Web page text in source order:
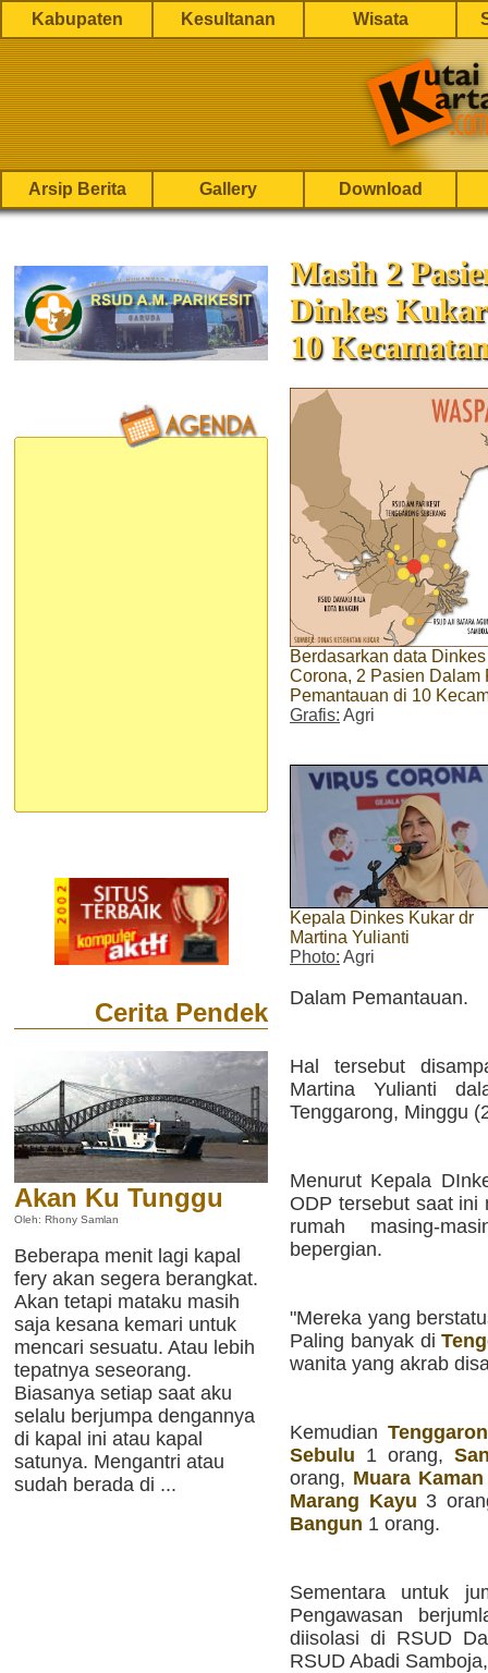
Kabupaten Kesultanan Wisata
Arsip Berita Gallery Download
Cerita Pendek
Akan Ku Tunggu
Oleh: Rhony Samlan
Beberapa menit lagi kapal
fery akan segera berangkat.
Akan tetapi mataku masih
saja kesana kemari untuk
mencari sesuatu. Atau lebih
tepatnya seseorang.
Biasanya setiap saat aku
selalu berjumpa dengannya
di kapal ini atau kapal
satunya. Mengantri atau
sudah berada di ...
Masih 2
Dinkes
10
Berdasarkan data
Corona, 2 Pasien Dalam
Pemantauan di 10
Grafis: Agri
Kepala Dinkes Kukar dr
Martina Yulianti
Photo: Agri
Dalam Pemantauan.
Hal tersebut
Martina Yulianti
Tenggarong, Minggu
Menurut Kepala
ODP tersebut saat ini
rumah masing-
bepergian.
"Mereka yang
Paling banyak di
wanita yang akrab
Kemudian
Sebulu 1 orang,
orang, Muara Kaman
Marang Kayu 3
Bangun 1 orang.
Sementara untuk
Pengawasan
diisolasi di RSUD
RSUD Abadi